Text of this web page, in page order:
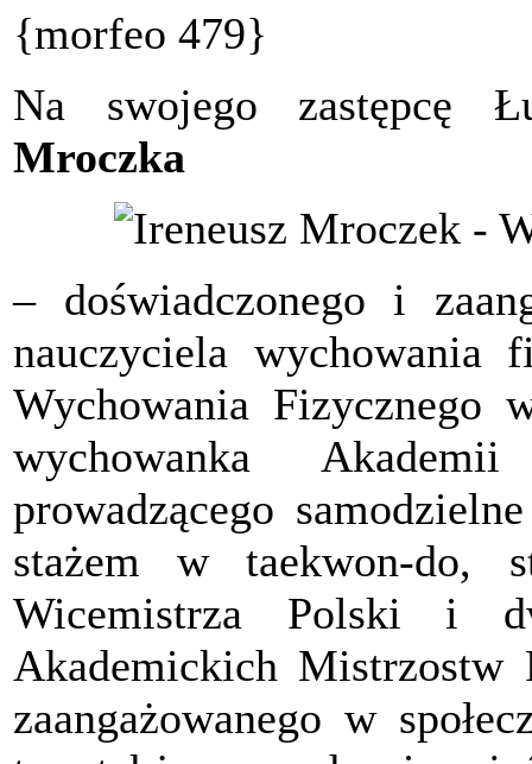
{morfeo 479}
Na swojego zastępcę
Mroczka
– doświadczonego i
nauczyciela wychowania
Wychowania Fizycznego
wychowanka
prowadzącego
stażem w taekwon-do,
Wicemistrza Polski i
Akademickich
zaangażowanego w